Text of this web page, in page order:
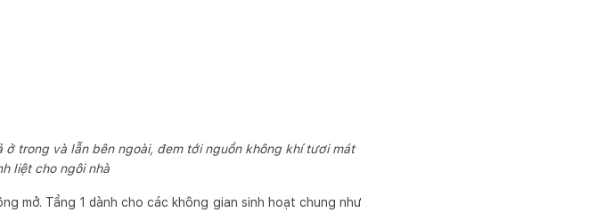
trong và lẫn bên ngoài, đem tới nguồn không khí tươi mát
liệt cho ngôi nhà
mở. Tầng 1 dành cho các không gian sinh hoạt chung như